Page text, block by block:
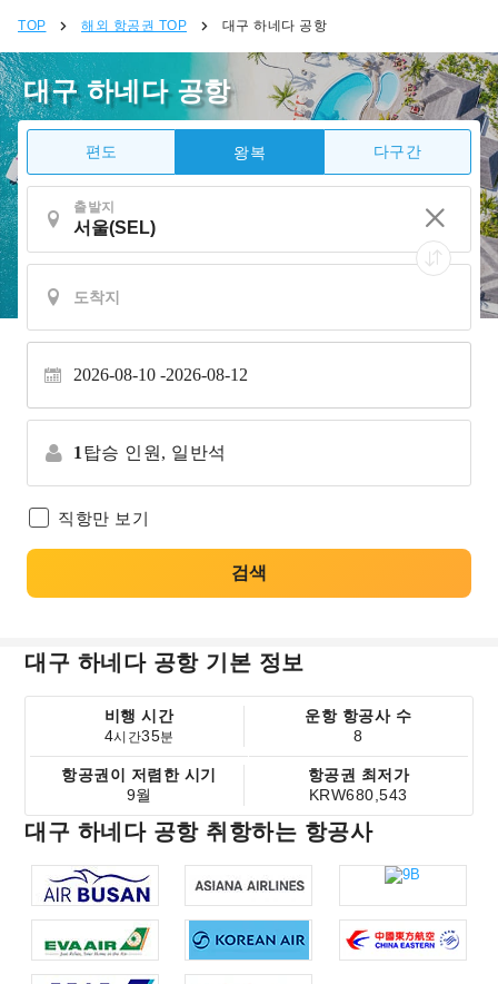
TOP 해외 항공권 TOP 대구 하네다 공항
대구 하네다 공항
편도 왕복 다구간
출발지
2026-08-10 2026-08-12
1 탑승 인원, 일반석
직항만 보기
검색
대구 하네다 공항 기본 정보
비행 시간
4시간35분
운항 항공사 수
8
항공권이 저렴한 시기
9월
항공권 최저가
KRW680,543
대구 하네다 공항 취항하는 항공사